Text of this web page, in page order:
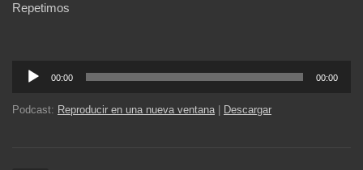
Repetimos
Reproductor
audio
00:00 00:00
Podcast: Reproducir en una nueva ventana| Descargar